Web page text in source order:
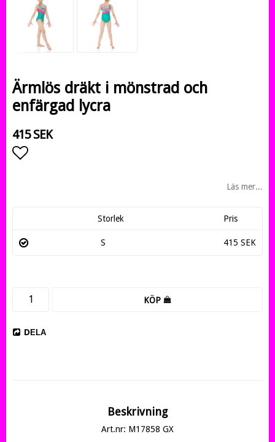
Ärmlös dräkt i mönstrad och
enfärgad lycra
415 SEK
Läs mer...
Storlek Pris
S 415 SEK
KÖP
DELA
Beskrivning
Art.nr: M17858 GX